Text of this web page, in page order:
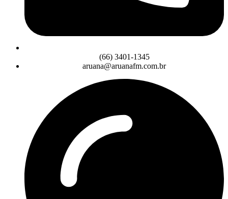
(66) 3401-1345
aruana@aruanafm.com.br